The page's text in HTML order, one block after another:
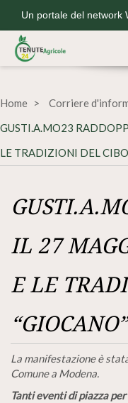
Un portale del network
Home Corriere
GUSTI.A.MO23
LE TRADIZIONI DEL
IL 27
E LE
La manifestazione è
Comune a Modena.
Tanti eventi di piazza